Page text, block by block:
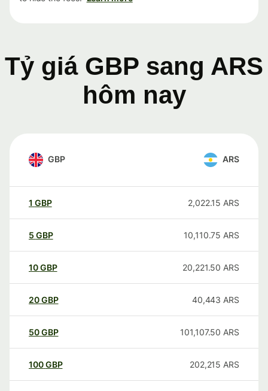
Tỷ giá GBP sang ARS
hôm nay
GBP ARS
1 GBP 2,022.15 ARS
5 GBP 10,110.75 ARS
10GBP 20,221.50 ARS
20GBP 40,443 ARS
50GBP 101,107.50 ARS
100GBP 202,215 ARS